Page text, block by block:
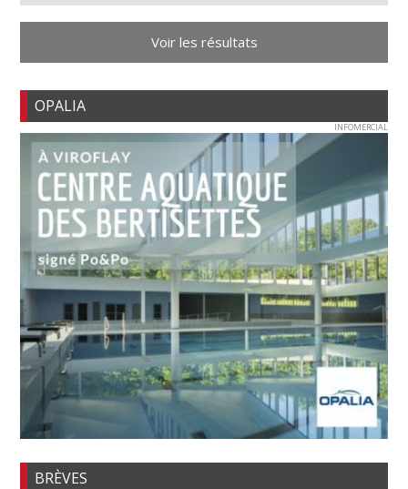
Voir les résultats
OPALIA
INFOMERCIAL
BRÈVES